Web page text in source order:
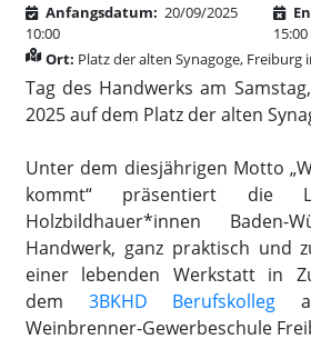
Anfangsdatum: 20/09/2025
10:00
15:00
Ort: Platz der alten Synagoge, Freiburg
Tag des Handwerks am
2025 auf dem Platz der alten
Unter dem diesjährigen Motto
kommt“ präsentiert die
Holzbildhauer*innen Baden-
Handwerk, ganz praktisch und
einer lebenden Werkstatt in
dem 3BKHD Berufskolleg
Weinbrenner-Gewerbeschule